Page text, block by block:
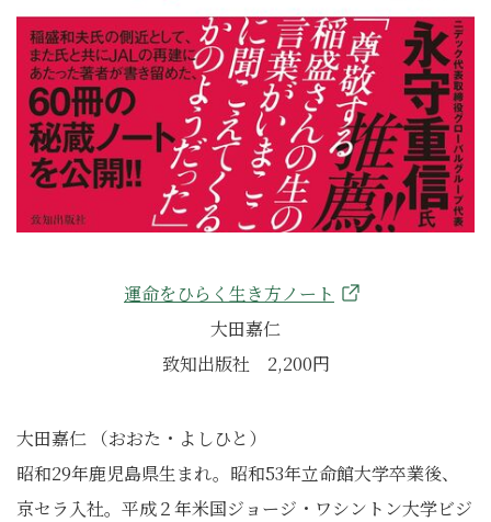
運命をひらく生き方ノート
大田嘉仁
致知出版社 2,200円
大田嘉仁 （おおた・よしひと）
昭和29年鹿児島県生まれ。昭和53年立命館大学卒業後、
京セラ入社。平成２年米国ジョージ・ワシントン大学ビジ